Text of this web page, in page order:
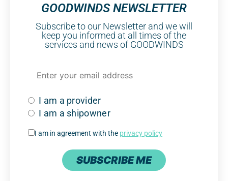
GOODWINDS NEWSLETTER
Subscribe to our Newsletter and we will
keep you informed at all times of the
services and news of GOODWINDS
I am a provider
I am a shipowner
I am in agreement with the privacy policy
SUBSCRIBE ME